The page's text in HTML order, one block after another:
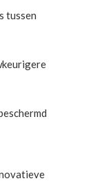
tussen